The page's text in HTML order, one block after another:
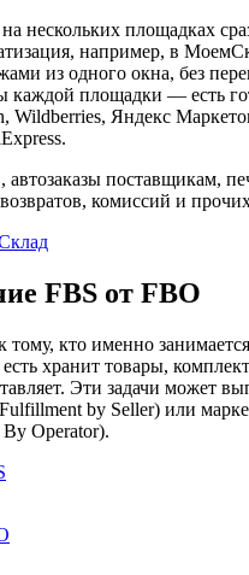
на нескольких площадках
например, в
из одного окна, без
каждой площадки — есть
Wildberries, Яндекс
автозаказы поставщикам,
комиссий и прочих
FBS от FBO
тому, кто именно занимается
хранит товары,
Эти задачи может
by Seller) или
Operator).